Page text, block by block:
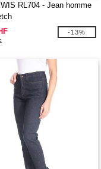
RL704 - Jean homme
-13%